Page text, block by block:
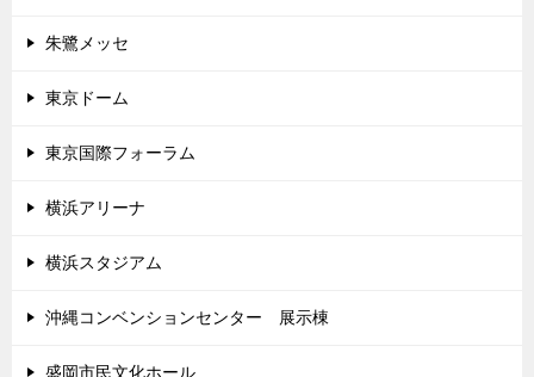
朱鷺メッセ
東京ドーム
東京国際フォーラム
横浜アリーナ
横浜スタジアム
沖縄コンベンションセンター 展示棟
盛岡市民文化ホール